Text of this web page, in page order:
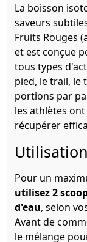
La boisson
saveurs
Fruits Rouges
et est conçue
tous types
pied, le trail, le
portions par
les athlètes
récupérer
Pour un
utilisez 2
d'eau, selon
Avant de
le mélange